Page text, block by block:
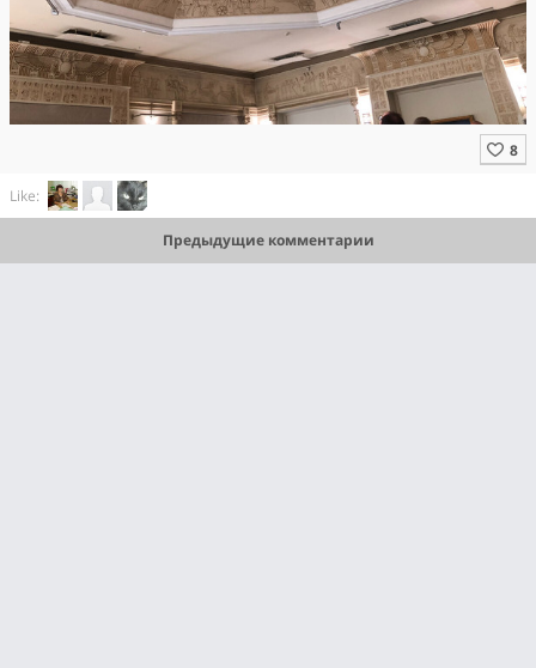
Like:
Предыдущие комментарии